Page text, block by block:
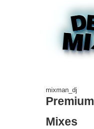
mixman_dj
Premium
Mixes